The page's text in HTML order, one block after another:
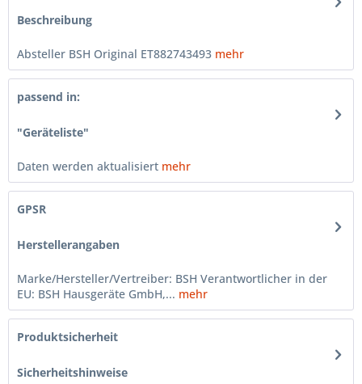
Beschreibung
Absteller BSH Original ET882743493 mehr
passend in:
"Geräteliste"
Daten werden aktualisiert mehr
GPSR
Herstellerangaben
Marke/Hersteller/Vertreiber: BSH Verantwortlicher in der
EU: BSH Hausgeräte GmbH,... mehr
Produktsicherheit
Sicherheitshinweise